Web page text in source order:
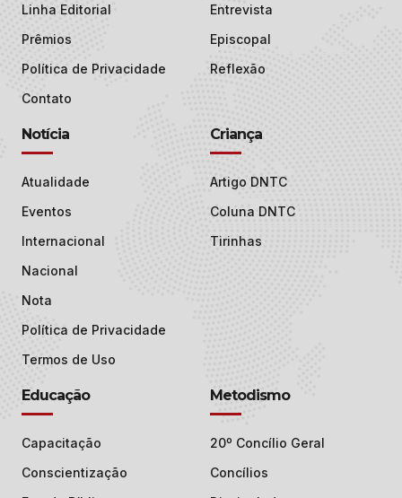
Linha Editorial
Prêmios
Política de Privacidade
Contato
Entrevista
Episcopal
Reflexão
Notícia
Atualidade
Eventos
Internacional
Nacional
Nota
Política de Privacidade
Termos de Uso
Criança
Artigo DNTC
Coluna DNTC
Tirinhas
Educação
Capacitação
Conscientização
Metodismo
20º Concílio Geral
Concílios